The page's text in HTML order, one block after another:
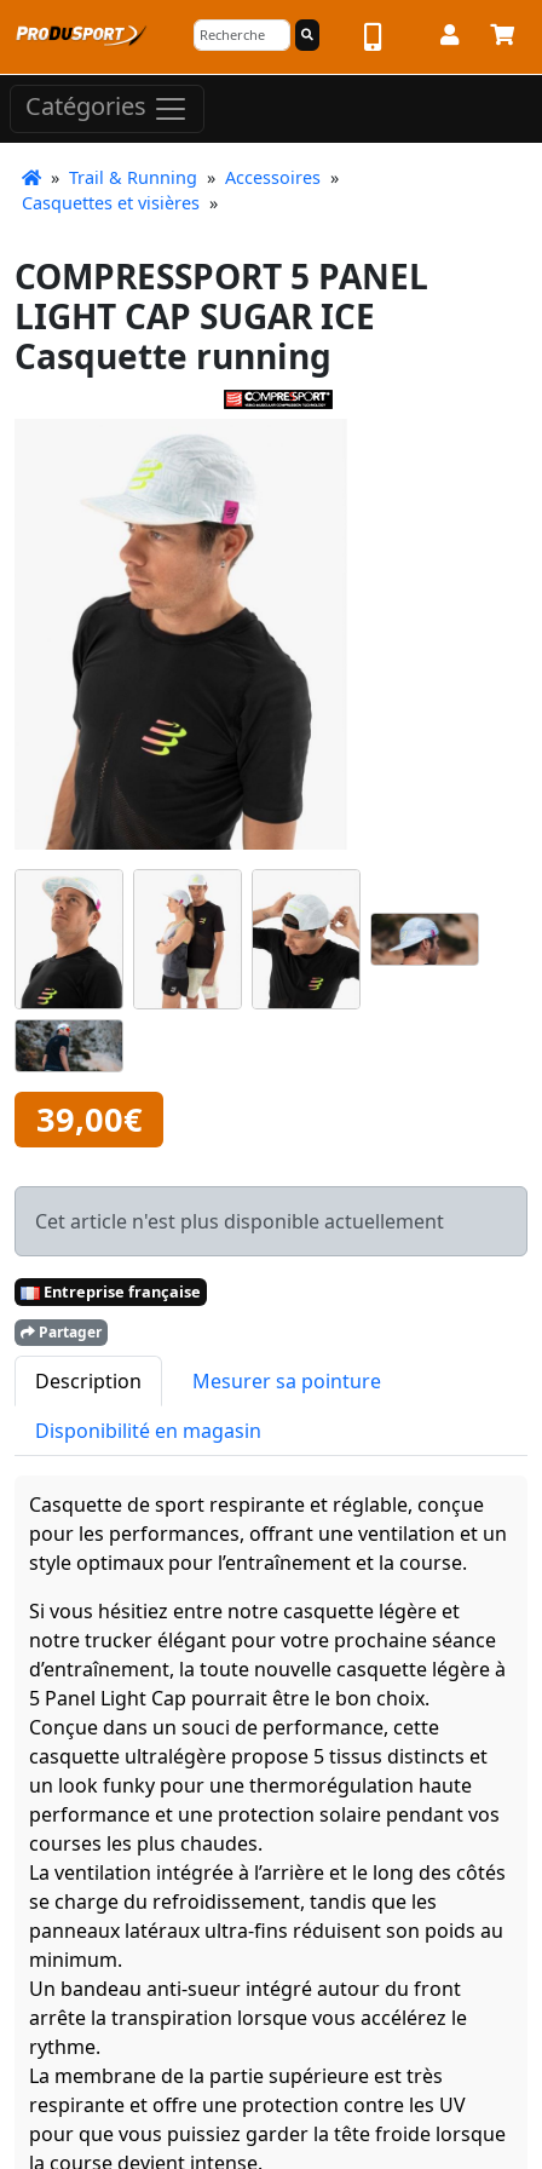
Catégories
» Trail & Running » Accessoires »
Casquettes et visières »
COMPRESSPORT 5 PANEL
LIGHT CAP SUGAR ICE
Casquette running
39,00€
Cet article n'est plus disponible actuellement
Entreprise française
Partager
Description
Mesurer sa pointure
Disponibilité en magasin
Casquette de sport respirante et réglable, conçue
pour les performances, offrant une ventilation et un
style optimaux pour l’entraînement et la course.
Si vous hésitiez entre notre casquette légère et
notre trucker élégant pour votre prochaine séance
d’entraînement, la toute nouvelle casquette légère à
5 Panel Light Cap pourrait être le bon choix.
Conçue dans un souci de performance, cette
casquette ultralégère propose 5 tissus distincts et
un look funky pour une thermorégulation haute
performance et une protection solaire pendant vos
courses les plus chaudes.
La ventilation intégrée à l’arrière et le long des côtés
se charge du refroidissement, tandis que les
panneaux latéraux ultra-fins réduisent son poids au
minimum.
Un bandeau anti-sueur intégré autour du front
arrête la transpiration lorsque vous accélérez le
rythme.
La membrane de la partie supérieure est très
respirante et offre une protection contre les UV
pour que vous puissiez garder la tête froide lorsque
la course devient intense.